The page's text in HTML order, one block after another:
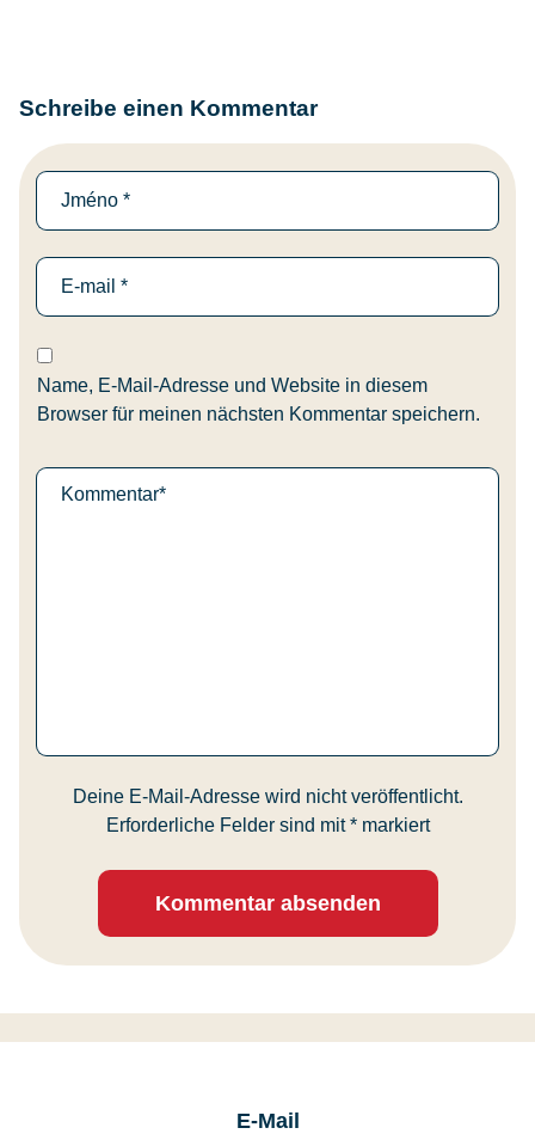
Schreibe einen Kommentar
Deine E-Mail-Adresse wird nicht veröffentlicht.
Erforderliche Felder sind mit*markiert
Name, E-Mail-Adresse und Website in diesem
Browser für meinen nächsten Kommentar speichern.
Kommentar absenden
E-Mail